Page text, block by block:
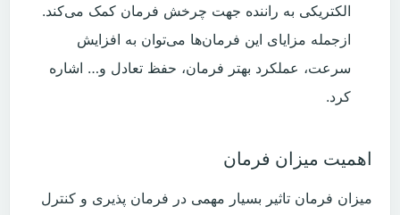
الکتریکی به راننده جهت چرخش فرمان کمک می‌کند.
ازجمله مزایای این فرمان‌ها می‌توان به افزایش
سرعت، عملکرد بهتر فرمان، حفظ تعادل و… اشاره
کرد.
اهمیت میزان فرمان
میزان فرمان تاثیر بسیار مهمی در فرمان پذیری و کنترل